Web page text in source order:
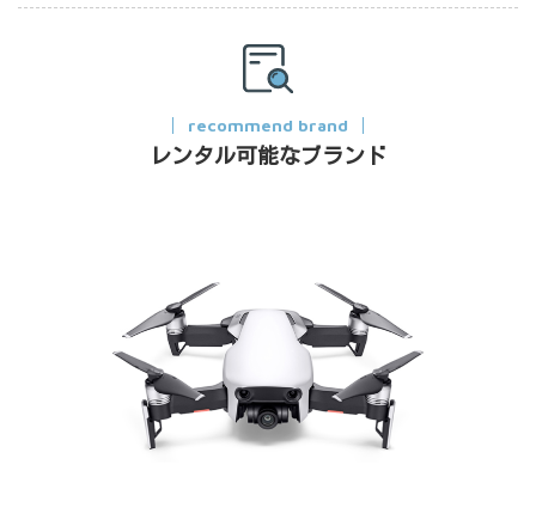
recommend brand
レンタル可能なブランド